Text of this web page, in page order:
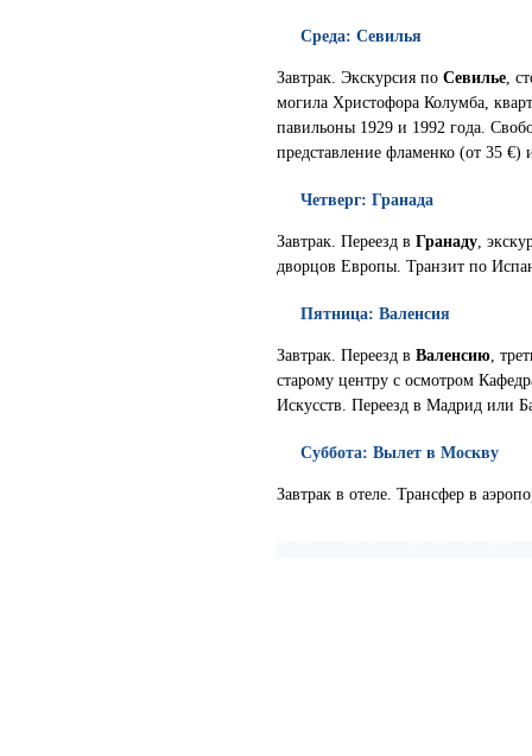
Среда: Севилья
Завтрак. Экскурсия по Севилье,
могила Христофора Колумба,
павильоны 1929 и 1992 года.
представление фламенко (от 35
Четверг: Гранада
Завтрак. Переезд в Гранаду,
дворцов Европы. Транзит по
Пятница: Валенсия
Завтрак. Переезд в Валенсию,
старому центру с осмотром
Искусств. Переезд в Мадрид или
Суббота: Вылет в Москву
Завтрак в отеле. Трансфер в